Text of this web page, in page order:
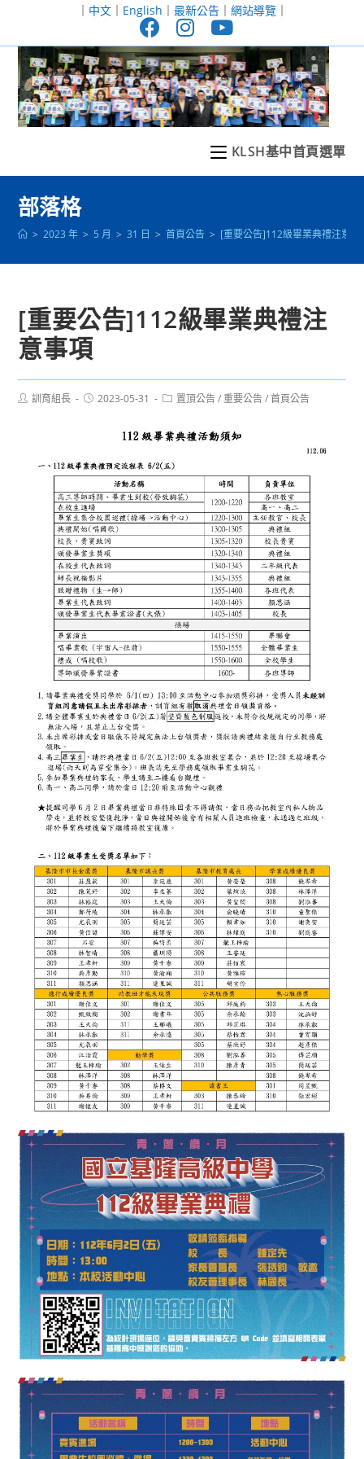
至
｜ 中文｜ English ｜ 最新公告｜ 網站導覽｜
KLSH基中首頁選單
部落格
> 2023 年 > 5 月 > 31 日 > 首頁公告 > [重要公告]112級畢業典禮注意事
[重要公告]112級畢業典禮注
意事項
Post訓育組長
Post2023-05-31
Post置頂公告 / 重要公告 / 首頁公告